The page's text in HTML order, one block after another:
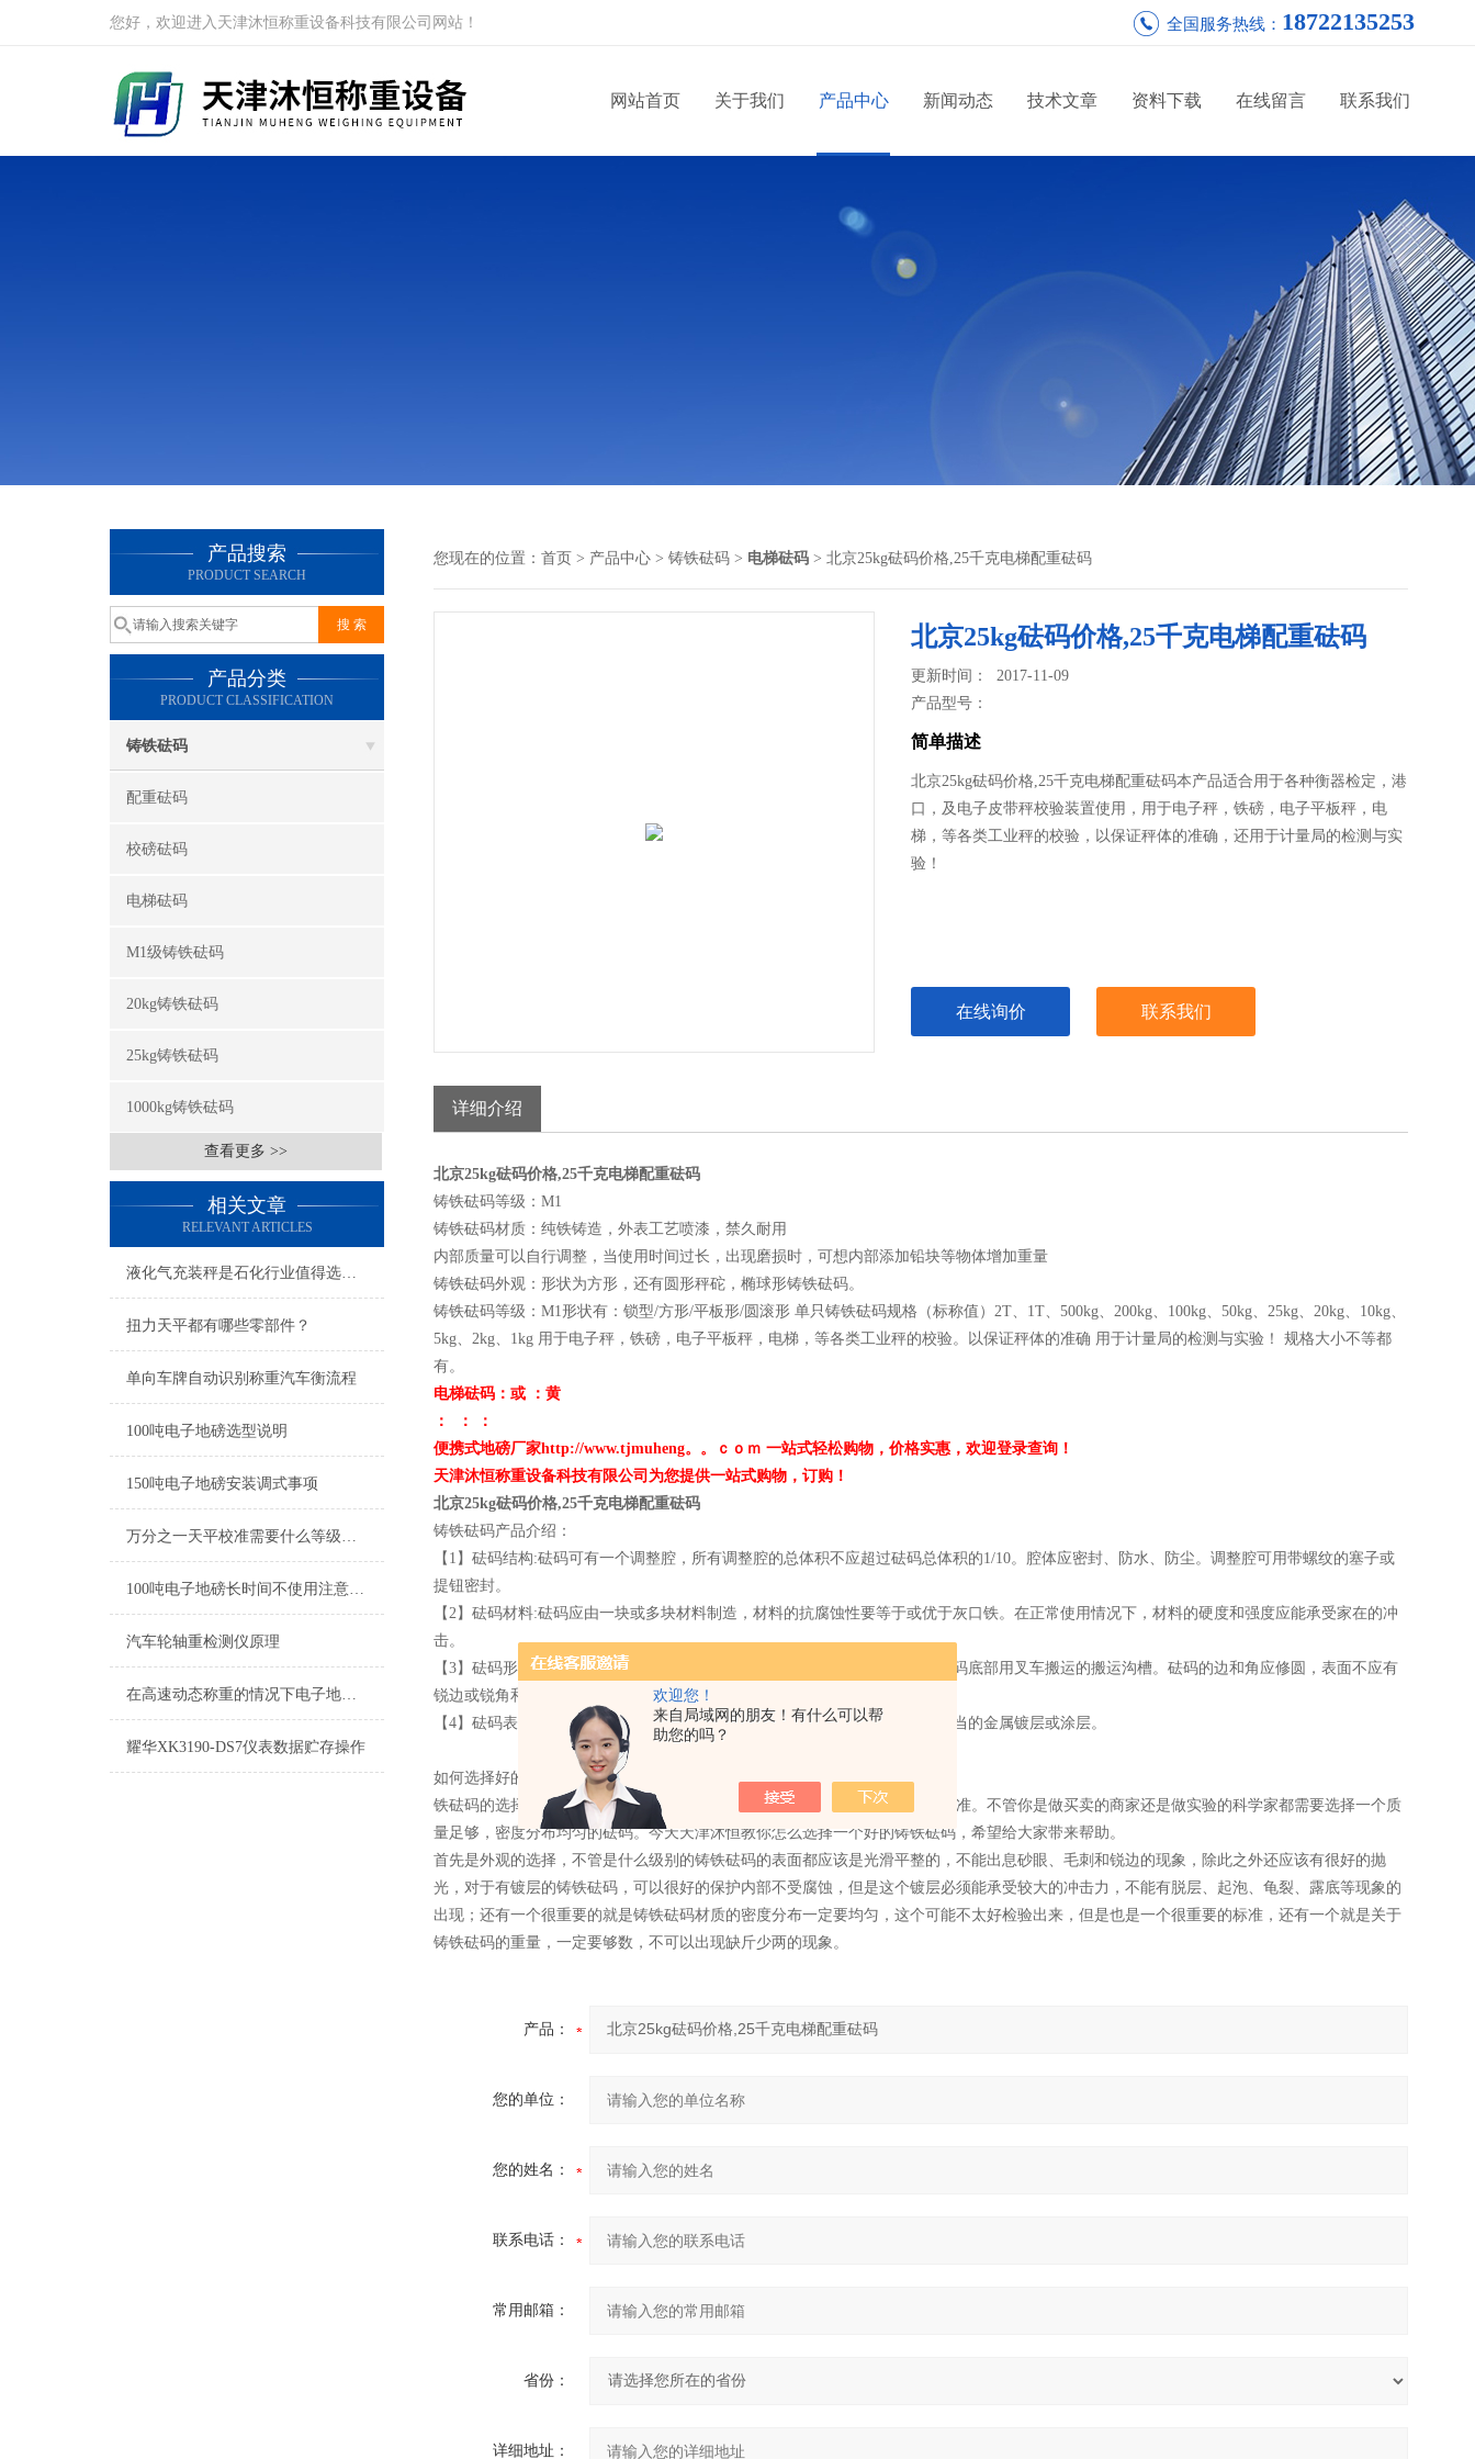
欢迎您！
来自局域网的朋友！有什么可以帮
助您的吗？
您好，欢迎进入天津沐恒称重设备科技有限公司网站！ 全国服务热线： 18722135253
网站首页 关于我们 产品中心 新闻动态 技术文章 资料下载 在线留言 联系我们
产品搜索
PRODUCT SEARCH
产品分类
PRODUCT CLASSIFICATION
铸铁砝码
配重砝码
校磅砝码
电梯砝码
M1级铸铁砝码
20kg铸铁砝码
25kg铸铁砝码
1000kg铸铁砝码
查看更多 >>
相关文章
RELEVANT ARTICLES
液化气充装秤是石化行业值得选择的产品
扭力天平都有哪些零部件？
单向车牌自动识别称重汽车衡流程
100吨电子地磅选型说明
150吨电子地磅安装调式事项
万分之一天平校准需要什么等级砝码
100吨电子地磅长时间不使用注意事项
汽车轮轴重检测仪原理
在高速动态称重的情况下电子地磅也能保证测量的准确性和稳定性
耀华XK3190-DS7仪表数据贮存操作
您现在的位置： 首页 > 产品中心 > 铸铁砝码 > 电梯砝码 > 北京25kg砝码价格,25千克电梯配重砝码
北京25kg砝码价格,25千克电梯配重砝码
更新时间： 2017-11-09
产品型号：
简单描述
北京25kg砝码价格,25千克电梯配重砝码本产品适合用于各种衡器检定，港
口，及电子皮带秤校验装置使用，用于电子秤，铁磅，电子平板秤，电
梯，等各类工业秤的校验，以保证秤体的准确，还用于计量局的检测与实
验！
在线询价 联系我们
详细介绍
北京25kg砝码价格,25千克电梯配重砝码
铸铁砝码等级：M1
铸铁砝码材质：纯铁铸造，外表工艺喷漆，禁久耐用
内部质量可以自行调整，当使用时间过长，出现磨损时，可想内部添加铅块等物体增加重量
铸铁砝码外观：形状为方形，还有圆形秤砣，椭球形铸铁砝码。
铸铁砝码等级：M1形状有：锁型/方形/平板形/圆滚形 单只铸铁砝码规格（标称值）2T、1T、500kg、200kg、100kg、50kg、25kg、20kg、10kg、
5kg、2kg、1kg 用于电子秤，铁磅，电子平板秤，电梯，等各类工业秤的校验。以保证秤体的准确 用于计量局的检测与实验！ 规格大小不等都
有。
电梯砝码：或 ：黄
： ： ：
便携式地磅厂家http://www.tjmuheng。。ｃｏｍ 一站式轻松购物，价格实惠，欢迎登录查询！
天津沐恒称重设备科技有限公司为您提供一站式购物，订购！
北京25kg砝码价格,25千克电梯配重砝码
铸铁砝码产品介绍：
【1】砝码结构:砝码可有一个调整腔，所有调整腔的总体积不应超过砝码总体积的1/10。腔体应密封、防水、防尘。调整腔可用带螺纹的塞子或
提钮密封。
【2】砝码材料:砝码应由一块或多块材料制造，材料的抗腐蚀性要等于或优于灰口铁。在正常使用情况下，材料的硬度和强度应能承受家在的冲
击。
【3】砝码形状:矩形设计形状，并要求在砝码两侧有可用于装卸的沟槽和在砝码底部用叉车搬运的搬运沟槽。砝码的边和角应修圆，表面不应有
锐边或锐角和明显的砂眼，以防止磨损和积灰。按我方图纸尺寸。
【4】砝码表面情况:为了提高砝码的抗腐蚀性和硬度，对于砝码的表面应有适当的金属镀层或涂层。
如何选择好的铸铁砝码——沐恒为您解答！
铁砝码的选择很重要，因为只有选择一个好的砝码，才会是你的测量更加的标准。不管你是做买卖的商家还是做实验的科学家都需要选择一个质
量足够，密度分布均匀的砝码。今天天津沐恒教你怎么选择一个好的铸铁砝码，希望给大家带来帮助。
首先是外观的选择，不管是什么级别的铸铁砝码的表面都应该是光滑平整的，不能出息砂眼、毛刺和锐边的现象，除此之外还应该有很好的抛
光，对于有镀层的铸铁砝码，可以很好的保护内部不受腐蚀，但是这个镀层必须能承受较大的冲击力，不能有脱层、起泡、龟裂、露底等现象的
出现；还有一个很重要的就是铸铁砝码材质的密度分布一定要均匀，这个可能不太好检验出来，但是也是一个很重要的标准，还有一个就是关于
铸铁砝码的重量，一定要够数，不可以出现缺斤少两的现象。
产品：
您的单位：
您的姓名：
联系电话：
常用邮箱：
省份：
详细地址：